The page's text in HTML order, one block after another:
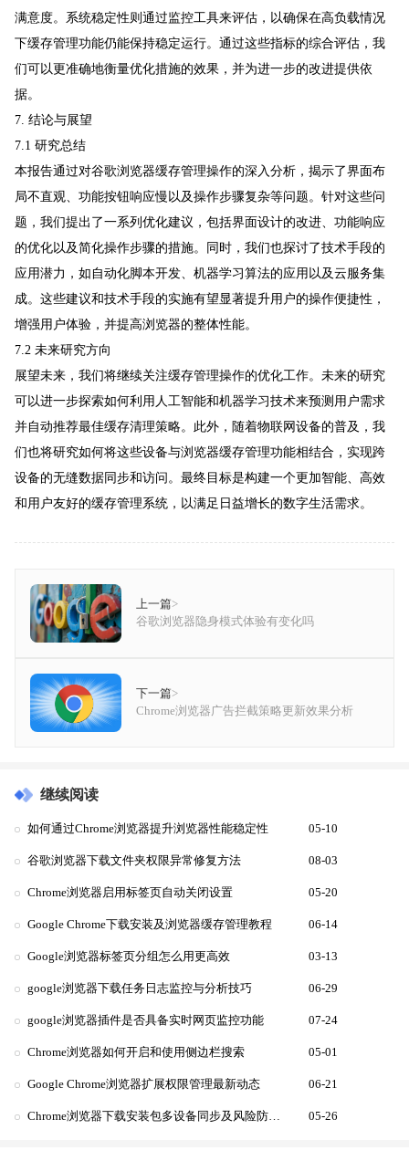
满意度。系统稳定性则通过监控工具来评估，以确保在高负载情况
下缓存管理功能仍能保持稳定运行。通过这些指标的综合评估，我
们可以更准确地衡量优化措施的效果，并为进一步的改进提供依
据。
7. 结论与展望
7.1 研究总结
本报告通过对谷歌浏览器缓存管理操作的深入分析，揭示了界面布
局不直观、功能按钮响应慢以及操作步骤复杂等问题。针对这些问
题，我们提出了一系列优化建议，包括界面设计的改进、功能响应
的优化以及简化操作步骤的措施。同时，我们也探讨了技术手段的
应用潜力，如自动化脚本开发、机器学习算法的应用以及云服务集
成。这些建议和技术手段的实施有望显著提升用户的操作便捷性，
增强用户体验，并提高浏览器的整体性能。
7.2 未来研究方向
展望未来，我们将继续关注缓存管理操作的优化工作。未来的研究
可以进一步探索如何利用人工智能和机器学习技术来预测用户需求
并自动推荐最佳缓存清理策略。此外，随着物联网设备的普及，我
们也将研究如何将这些设备与浏览器缓存管理功能相结合，实现跨
设备的无缝数据同步和访问。最终目标是构建一个更加智能、高效
和用户友好的缓存管理系统，以满足日益增长的数字生活需求。
上一篇>
谷歌浏览器隐身模式体验有变化吗
下一篇>
Chrome浏览器广告拦截策略更新效果分析
继续阅读
如何通过Chrome浏览器提升浏览器性能稳定性 05-10
谷歌浏览器下载文件夹权限异常修复方法 08-03
Chrome浏览器启用标签页自动关闭设置 05-20
Google Chrome下载安装及浏览器缓存管理教程 06-14
Google浏览器标签页分组怎么用更高效 03-13
google浏览器下载任务日志监控与分析技巧 06-29
google浏览器插件是否具备实时网页监控功能 07-24
Chrome浏览器如何开启和使用侧边栏搜索 05-01
Google Chrome浏览器扩展权限管理最新动态 06-21
Chrome浏览器下载安装包多设备同步及风险防范措施 05-26